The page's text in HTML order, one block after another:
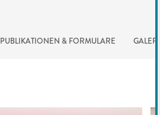
PUBLIKATIONEN & FORMULARE GALERIE